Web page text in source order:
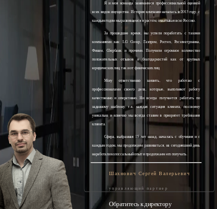
Я и моя команда занимаемся профессиональной оценкой
всех видов имущества. История компании началась в 2013 году, с
каждым годом мы развиваемся и растём, охватывая всю Россию.
За прошедшее время, мы успели поработать с такими
компаниями как: LG Group, Газпром, Ростех, Росэлектроника,
Финам, Сбербанк и прочими. Получили огромное количество
положительных отзывов и благодарностей как от крупных
юридических лиц, так и от физических лиц.
Могу ответственно заявить, что работаю с
профессионалами своего дела, которые, выполняют работу
качественно и оперативно. Ни всегда получается работать по
заданному шаблону, т.к. каждая ситуация клиента, по-своему
уникальна и конечно мы всегда ставим в приоритет требования
клиента.
Сфера, выбранная 15 лет назад, началась с обучения и с
каждым годом, мы продолжаем развиваться, на сегодняшний день
наработали колоссальный опыт и продолжаем его получать.
Шахнович Сергей Валерьевич
управляющий партнер
Обратитесь к директору